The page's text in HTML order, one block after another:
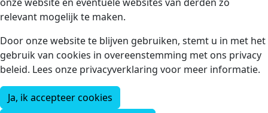
relevant mogelijk te maken.
Door onze website te blijven gebruiken, stemt u in met het
gebruik van cookies in overeenstemming met ons privacy
beleid. Lees onze privacyverklaring voor meer informatie.
Ja, ik accepteer cookies